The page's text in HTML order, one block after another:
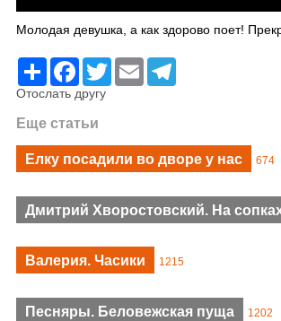
Молодая девушка, а как здорово поет!
РесурсFacebook
TwitterEmail
Отослать другу
Еще статьи
Елку посадили во дворе у нас 674
Дмитрий Хворостовский. На
Валерия. Часики 1215
Песняры. Беловежская пуща 1202